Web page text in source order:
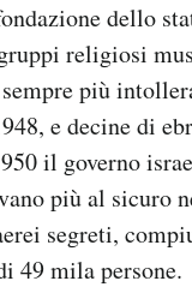
dello
religiosi
più
e decine di
il governo
più al sicuro
segreti,
49 mila persone.